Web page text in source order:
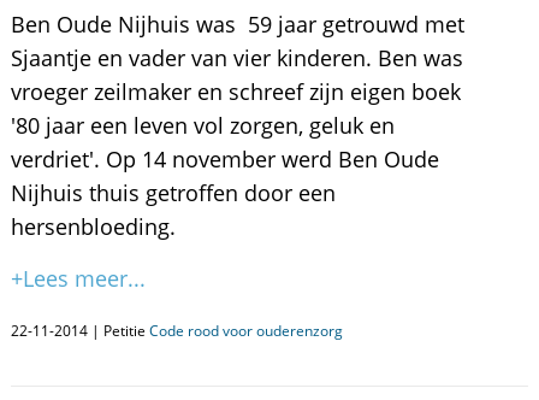
Ben Oude Nijhuis was 59 jaar getrouwd met
Sjaantje en vader van vier kinderen. Ben was
vroeger zeilmaker en schreef zijn eigen boek
'80 jaar een leven vol zorgen, geluk en
verdriet'. Op 14 november werd Ben Oude
Nijhuis thuis getroffen door een
hersenbloeding.
+Lees meer...
22-11-2014 | Petitie Code rood voor ouderenzorg